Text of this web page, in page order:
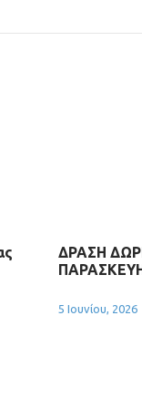
ΔΡΑΣΗ
5 Ιουνίου, 2026